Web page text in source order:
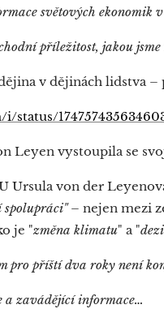
světových ekonomik
příležitost, jakou
v dějinách lidstva
status/
Leyen vystoupila se
Ursula von der
spolupráci"– nejen mezi
je "změna klimatu" a "
pro příští dva roky není
a zavádějící informace…